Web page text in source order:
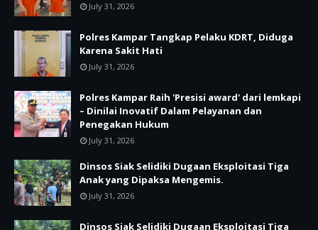
July 31, 2026
Polres Kampar Tangkap Pelaku KDRT, Diduga
Karena Sakit Hati
July 31, 2026
Polres Kampar Raih 'Presisi award' dari lemkapi
– Dinilai Inovatif Dalam Pelayanan dan
Penegakan Hukum
July 31, 2026
Dinsos Siak Selidiki Dugaan Eksploitasi Tiga
Anak yang Dipaksa Mengemis.
July 31, 2026
Dinsos Siak Selidiki Dugaan Eksploitasi Tiga